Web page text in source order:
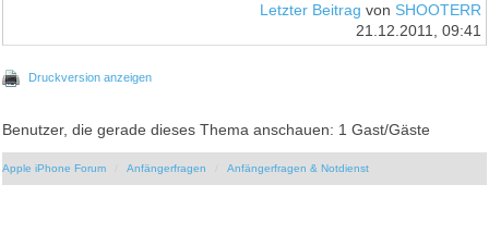
Letzter Beitrag von SHOOTERR
21.12.2011, 09:41
Druckversion anzeigen
Benutzer, die gerade dieses Thema anschauen: 1 Gast/Gäste
Apple iPhone Forum Anfängerfragen Anfängerfragen & Notdienst